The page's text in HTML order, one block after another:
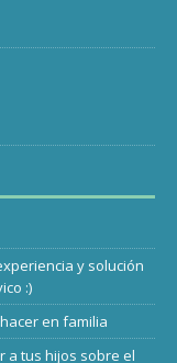
y solución
:)
en familia
a tus hijos sobre el